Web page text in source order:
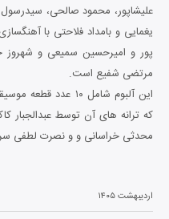
علیشاپور، محمود صالحی،
یغمایی و بامداد فلاحتی با
پور و امیرحسین سمیعی و شهروز
مرتضی شفیع است.
این آلبوم شامل ۱۰
که ترانه های آن توسط عبدالجبار
محدثی خراسانی و و نصرت لطفی
اردیبهشت ۱۴۰۵